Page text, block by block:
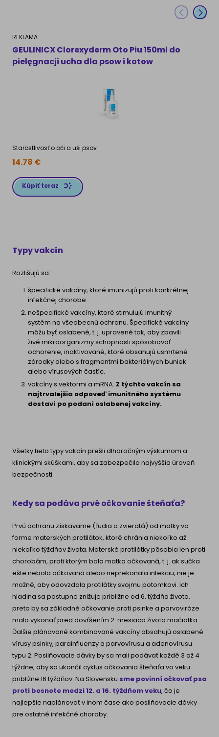
REKLAMA
GEULINICX Clorexyderm Oto Piu 150ml do
pielęgnacji ucha dla psow i kotow
Starostlivosť o oči a uši psov
14.78 €
Kúpiť teraz
Typy vakcín
Rozlišujú sa:
špecifické vakcíny, ktoré imunizujú proti konkrétnej
infekčnej chorobe
nešpecifické vakcíny, ktoré stimulujú imunitný
systém na všeobecnú ochranu. Špecifické vakcíny
môžu byť oslabené, t. j. upravené tak, aby zbavili
živé mikroorganizmy schopnosti spôsobovať
ochorenie, inaktivované, ktoré obsahujú usmrtené
zárodky alebo s fragmentmi bakteriálnych buniek
alebo vírusových častíc.
vakcíny s vektormi a mRNA. Z týchto vakcín sa
najtrvalejšia odpoveď imunitného systému
dostaví po podaní oslabenej vakcíny.
Všetky tieto typy vakcín prešli dlhoročným výskumom a
klinickými skúškami, aby sa zabezpečila najvyššia úroveň
bezpečnosti.
Kedy sa podáva prvé očkovanie šteňaťa?
Prvú ochranu získavame (ľudia a zvieratá) od matky vo
forme materských protilátok, ktoré chránia niekoľko až
niekoľko týždňov života. Materské protilátky pôsobia len proti
chorobám, proti ktorým bola matka očkovaná, t. j. ak sučka
ešte nebola očkovaná alebo neprekonala infekciu, nie je
možné, aby odovzdala protilátky svojmu potomkovi. Ich
hladina sa postupne znižuje približne od 6. týždňa života,
preto by sa základné očkovanie proti psinke a parvoviróze
malo vykonať pred dovŕšením 2. mesiaca života mačiatka.
Ďalšie plánované kombinované vakcíny obsahujú oslabené
vírusy psinky, parainfluenzy a parvovírusu a adenovírusu
typu 2. Posilňovacie dávky by sa mali podávať každé 3 až 4
týždne, aby sa ukončil cyklus očkovania šteňaťa vo veku
približne 16 týždňov. Na Slovensku sme povinní očkovať psa
proti besnote medzi 12. a 16. týždňom veku, čo je
najlepšie naplánovať v inom čase ako posilňovacie dávky
pre ostatné infekčné choroby.